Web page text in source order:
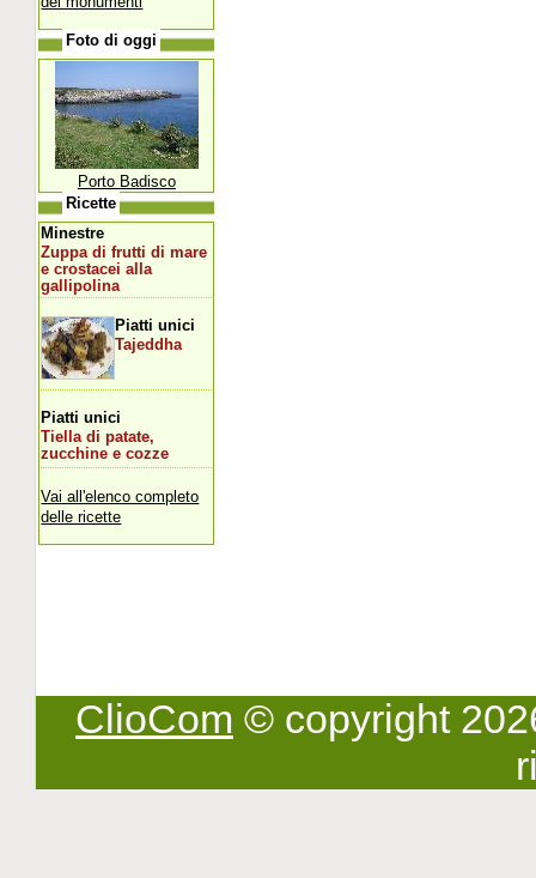
Foto di oggi
Porto Badisco
Ricette
Minestre
Zuppa di frutti di mare
e crostacei alla
gallipolina
Piatti unici
Tajeddha
Piatti unici
Tiella di patate,
zucchine e cozze
Vai all'elenco completo
delle ricette
ClioCom © copyright